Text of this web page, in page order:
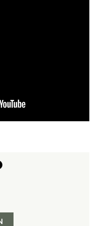
Pris: